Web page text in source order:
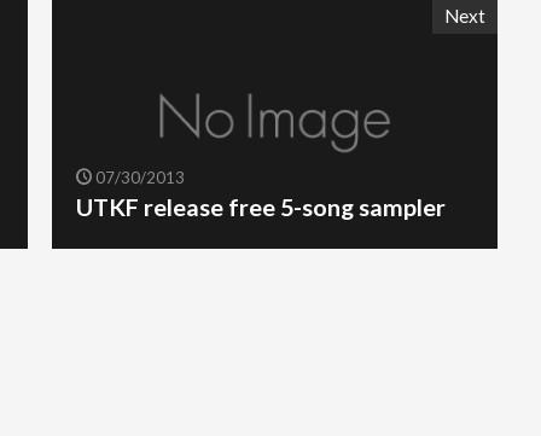
Next
07/30/2013
UTKF release free 5-song sampler